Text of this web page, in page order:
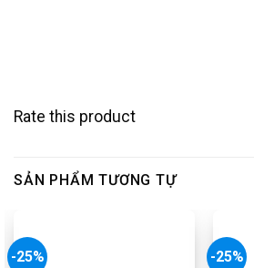
Rate this product
SẢN PHẨM TƯƠNG TỰ
-25% -25%